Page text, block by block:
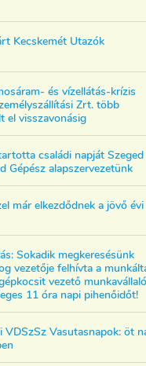
Kecskemét Utazók
és vízellátás-krízis
Zrt. több
el visszavonásig
családi napját Szeged
Gépész alapszervezetünk
már elkezdődnek a jövő évi
Sokadik megkeresésünk
vezetője felhívta a
vezető
11 óra napi pihenőidőt!
VDSzSz Vasutasnapok: öt